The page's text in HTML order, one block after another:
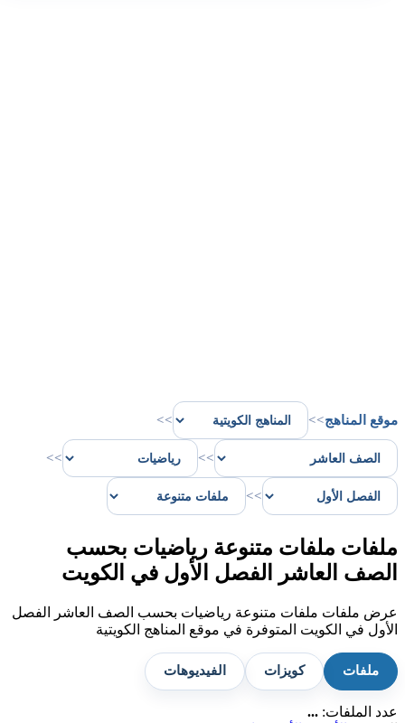
موقع المناهج>>
>>
>>
>>
>>
ملفات ملفات متنوعة رياضيات بحسب
الصف العاشر الفصل الأول في الكويت
عرض ملفات ملفات متنوعة رياضيات بحسب الصف العاشر الفصل
الأول في الكويت المتوفرة في موقع المناهج الكويتية
ملفات كويزات الفيديوهات
عدد الملفات: ...